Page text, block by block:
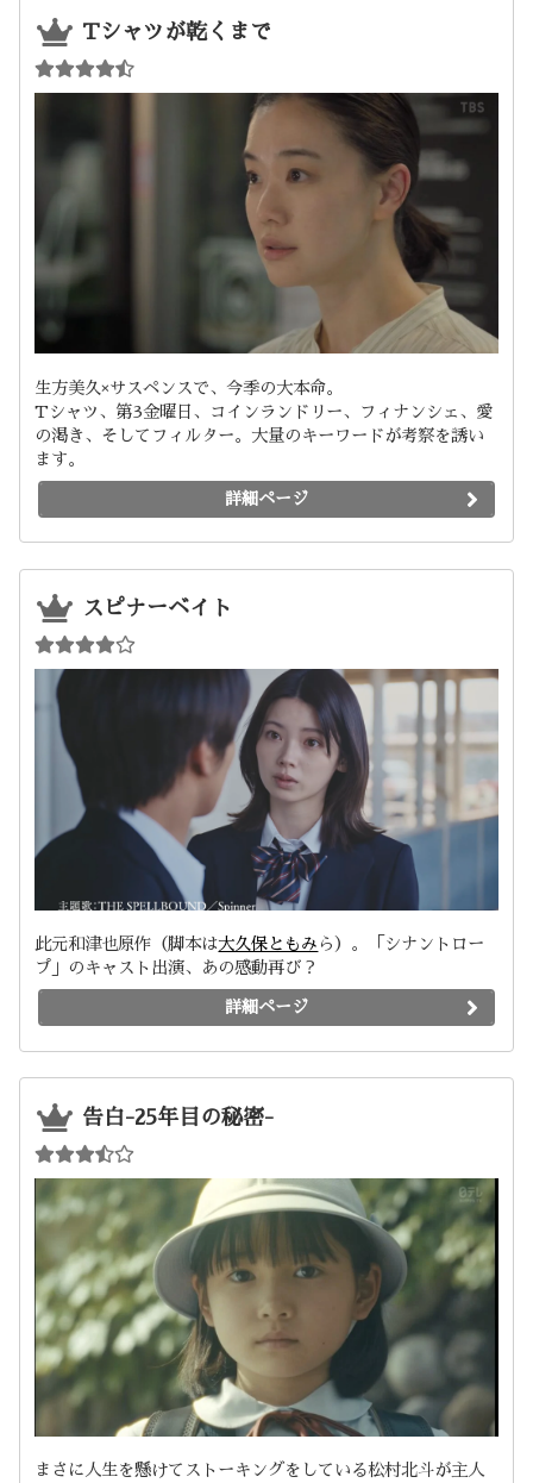
Tシャツが乾くまで
生方美久×サスペンスで、今季の大本命。
Tシャツ、第3金曜日、コインランドリー、フィナンシェ、愛
の渇き、そしてフィルター。大量のキーワードが考察を誘い
ます。
詳細ページ
スピナーベイト
此元和津也原作（脚本は大久保ともみ ら）。「シナントロー
プ」のキャスト出演、あの感動再び？
詳細ページ
告白-25年目の秘密-
まさに人生を懸けてストーキングをしている松村北斗が主人